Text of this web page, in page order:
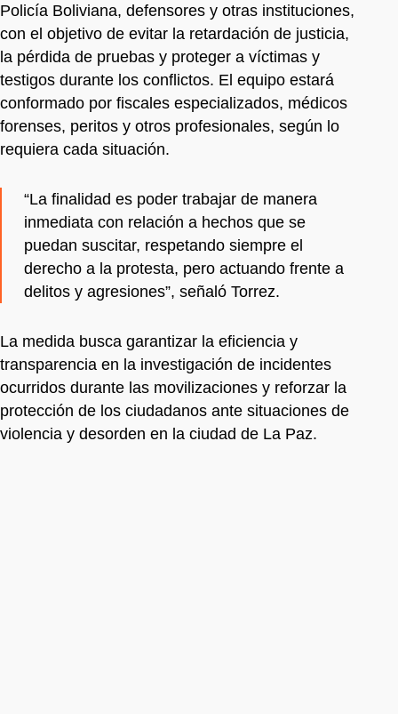
Policía Boliviana, defensores y otras instituciones,
con el objetivo de evitar la retardación de justicia,
la pérdida de pruebas y proteger a víctimas y
testigos durante los conflictos. El equipo estará
conformado por fiscales especializados, médicos
forenses, peritos y otros profesionales, según lo
requiera cada situación.
“La finalidad es poder trabajar de manera
inmediata con relación a hechos que se
puedan suscitar, respetando siempre el
derecho a la protesta, pero actuando frente a
delitos y agresiones”, señaló Torrez.
La medida busca garantizar la eficiencia y
transparencia en la investigación de incidentes
ocurridos durante las movilizaciones y reforzar la
protección de los ciudadanos ante situaciones de
violencia y desorden en la ciudad de La Paz.